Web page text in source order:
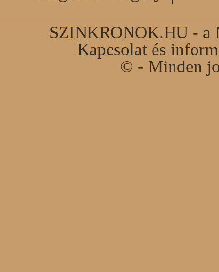
SZINKRONOK.HU - a
Kapcsolat és
© - Minden